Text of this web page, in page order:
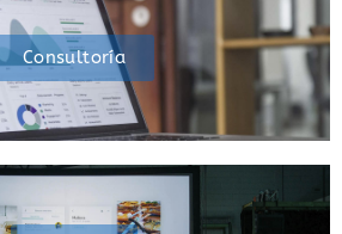
Consultoría